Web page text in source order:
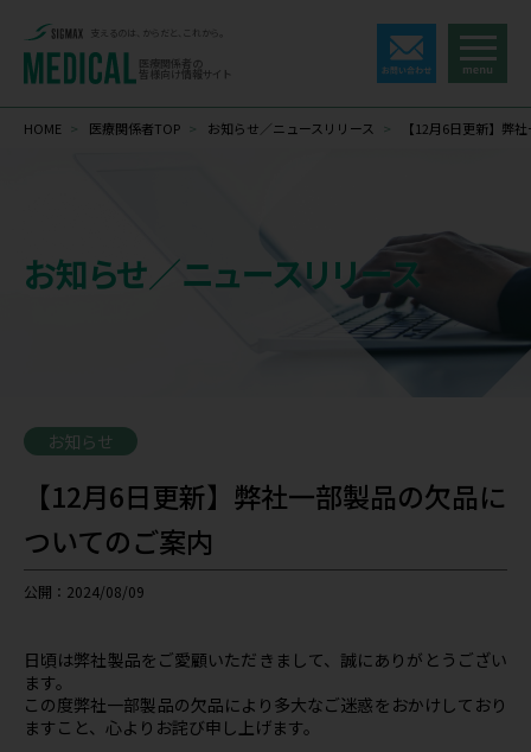
支えるのは、からだと、これから。
医療関係者の
皆様向け情報サイト
HOME > 医療関係者TOP > お知らせ／ニュースリリース > 【12月6日更新】弊
お知らせ／ニュースリリース
お知らせ
【12月6日更新】弊社一部製品の欠品に
ついてのご案内
公開：2024/08/09
日頃は弊社製品をご愛顧いただきまして、誠にありがとうござい
ます。
この度弊社一部製品の欠品により多大なご迷惑をおかけしており
ますこと、心よりお詫び申し上げます。